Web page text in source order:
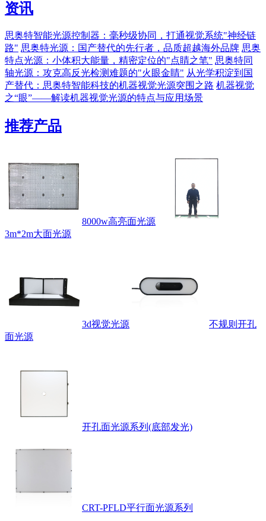
资讯
思奥特智能光源控制器：毫秒级协同，打通视觉系统"神经链
路" 思奥特光源：国产替代的先行者，品质超越海外品牌 思奥
特点光源：小体积大能量，精密定位的"点睛之笔" 思奥特同
轴光源：攻克高反光检测难题的"火眼金睛" 从光学积淀到国
产替代：思奥特智能科技的机器视觉光源突围之路 机器视觉
之“眼”——解读机器视觉光源的特点与应用场景
推荐产品
8000w高亮面光源
3m*2m大面光源
3d视觉光源
不规则开孔
面光源
开孔面光源系列(底部发光)
CRT-PFLD平行面光源系列